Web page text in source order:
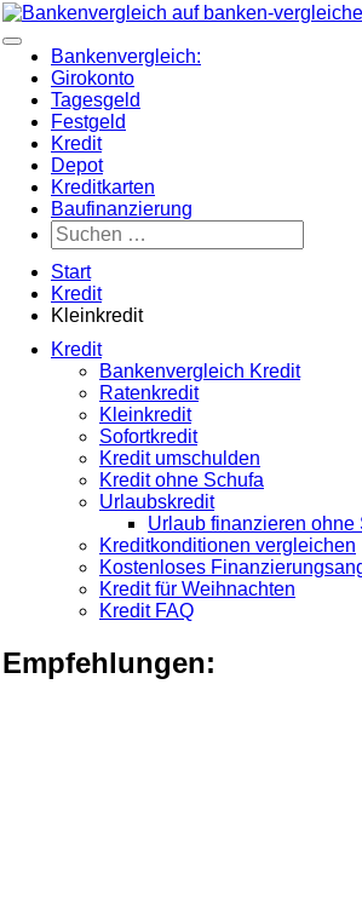
Zum
Inhalt
springen
Hauptmenü
Bankenvergleich:
Girokonto
Tagesgeld
Festgeld
Kredit
Depot
Kreditkarten
Baufinanzierung
Suchen
nach:
Start
Kredit
Kleinkredit
Kredit
Bankenvergleich Kredit
Ratenkredit
Kleinkredit
Sofortkredit
Kredit umschulden
Kredit ohne Schufa
Urlaubskredit
Urlaub finanzieren ohne
Kreditkonditionen vergleichen
Kostenloses
Kredit für Weihnachten
Kredit FAQ
Empfehlungen: